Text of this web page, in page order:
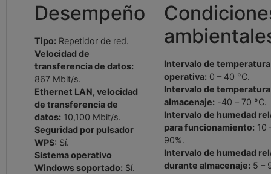
Desempeño
Tipo: Repetidor de red.
Velocidad de
transferencia de datos:
867 Mbit/s.
Ethernet LAN, velocidad
de transferencia de
datos: 10,100 Mbit/s.
Seguridad por pulsador
WPS: Sí.
Sistema operativo
Windows soportado: Sí.
Intervalo de temperatura
operativa: 0 – 40 °C.
Intervalo de
almacenaje: -40 – 70 °C.
Intervalo de humedad
para funcionamiento: 10
90%.
Intervalo de humedad
durante almacenaje: 5 –